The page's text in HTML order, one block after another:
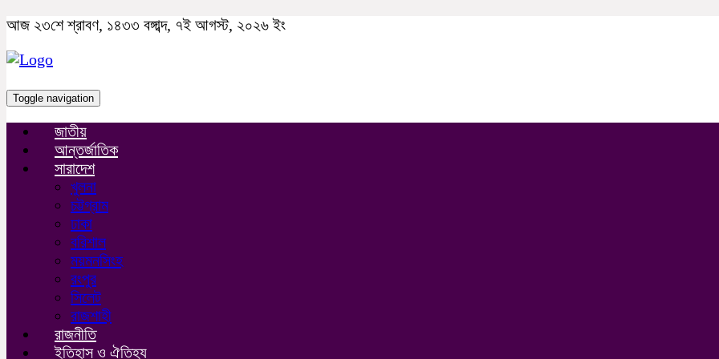
আজ ২৩শে শ্রাবণ, ১৪৩৩ বঙ্গাব্দ, ৭ই আগস্ট, ২০২৬ ইং
Toggle navigation
জাতীয়
আন্তর্জাতিক
সারাদেশ
খুলনা
চট্টগ্রাম
ঢাকা
বরিশাল
ময়মনসিংহ
রংপুর
সিলেট
রাজশাহী
রাজনীতি
ইতিহাস ও ঐতিহ্য